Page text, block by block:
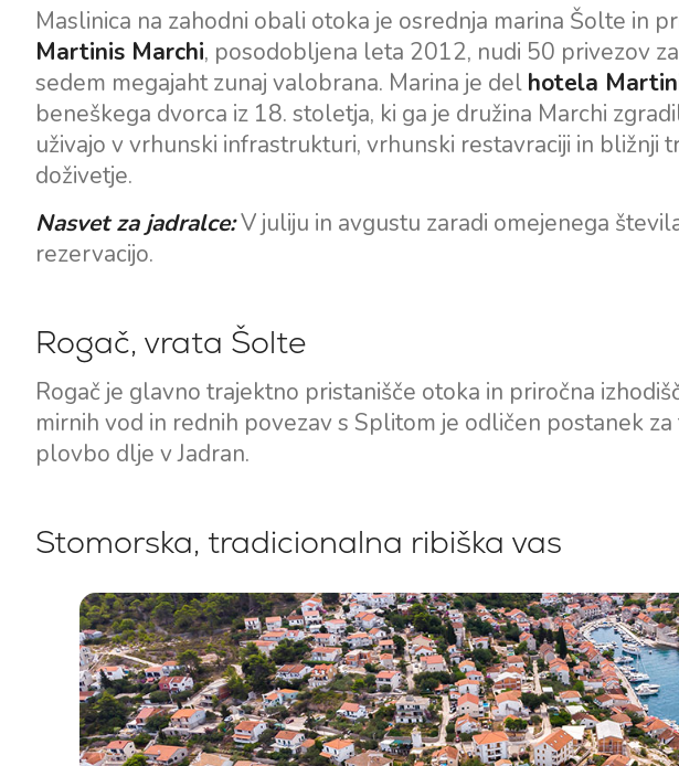
Maslinica na zahodni obali otoka je osrednja marina Šolte in
Martinis Marchi, posodobljena leta 2012, nudi 50 privezov
sedem megajaht zunaj valobrana. Marina je del hotela
beneškega dvorca iz 18. stoletja, ki ga je družina Marchi
uživajo v vrhunski infrastrukturi, vrhunski restavraciji in bližnji
doživetje.
Nasvet za jadralce:V juliju in avgustu zaradi omejenega
rezervacijo.
Rogač, vrata Šolte
Rogač je glavno trajektno pristanišče otoka in priročna
mirnih vod in rednih povezav s Splitom je odličen postanek
plovbo dlje v Jadran.
Stomorska, tradicionalna ribiška vas
Valovie - Oddaljeni
Pomočnik za Jadranje
Katamarani Bali za